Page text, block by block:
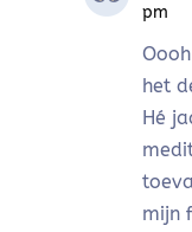
pm
het
Hé
mijn